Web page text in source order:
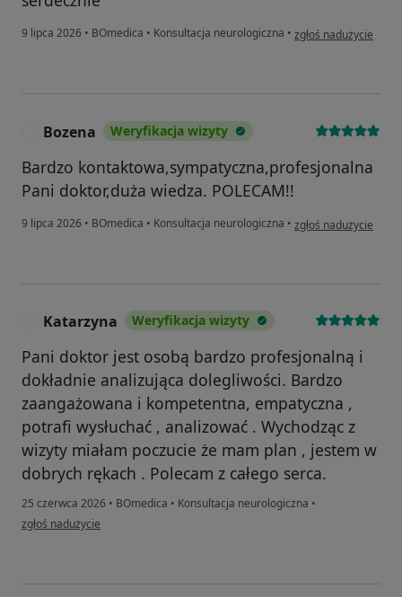
9 lipca 2026 • BOmedica • Konsultacja neurologiczna • w opinii użytkownika
zgłoś nadużycie
Bozena Weryfikacja wizyty
Bardzo kontaktowa,sympatyczna,profesjonalna
Pani doktor,duża wiedza. POLECAM!!
9 lipca 2026 • BOmedica • Konsultacja neurologiczna • w opinii użytkownika
zgłoś nadużycie
Katarzyna Weryfikacja wizyty
Pani doktor jest osobą bardzo profesjonalną i
dokładnie analizująca dolegliwości. Bardzo
zaangażowana i kompetentna, empatyczna ,
potrafi wysłuchać , analizować . Wychodząc z
wizyty miałam poczucie że mam plan , jestem w
dobrych rękach . Polecam z całego serca.
25 czerwca 2026 • BOmedica • Konsultacja neurologiczna •
w opinii użytkownika Katarzyna
zgłoś nadużycie